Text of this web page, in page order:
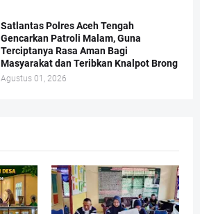
Satlantas Polres Aceh Tengah
Gencarkan Patroli Malam, Guna
Terciptanya Rasa Aman Bagi
Masyarakat dan Teribkan Knalpot Brong
Agustus 01, 2026